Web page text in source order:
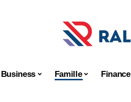
Business Famille Finance